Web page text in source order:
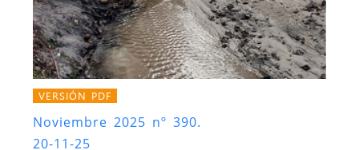
VERSIÓN PDF
Noviembre 2025 nº 390.
20-11-25